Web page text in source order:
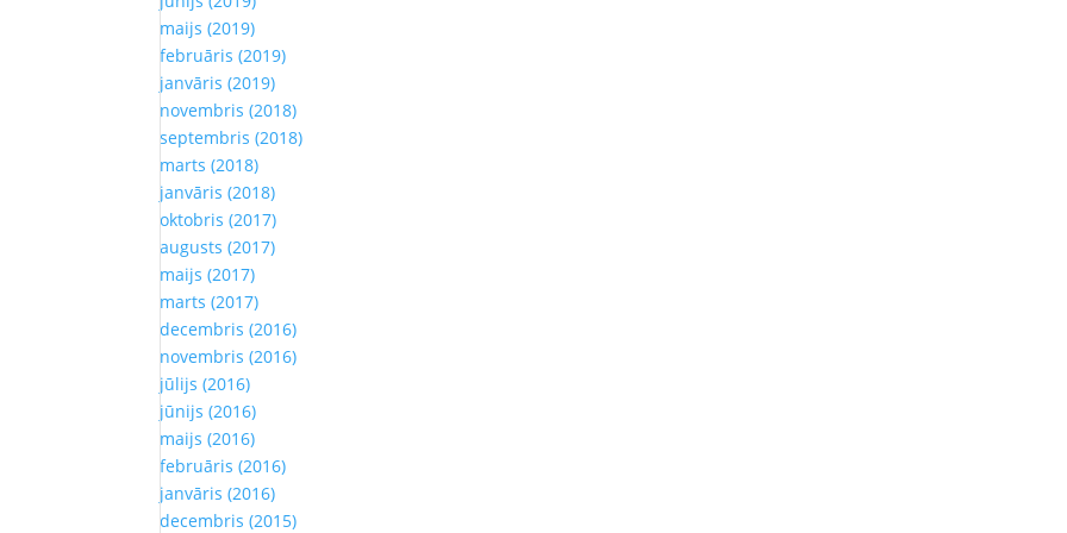
maijs (2019)
februāris (2019)
janvāris (2019)
novembris (2018)
septembris (2018)
marts (2018)
janvāris (2018)
oktobris (2017)
augusts (2017)
maijs (2017)
marts (2017)
decembris (2016)
novembris (2016)
jūlijs (2016)
jūnijs (2016)
maijs (2016)
februāris (2016)
janvāris (2016)
decembris (2015)